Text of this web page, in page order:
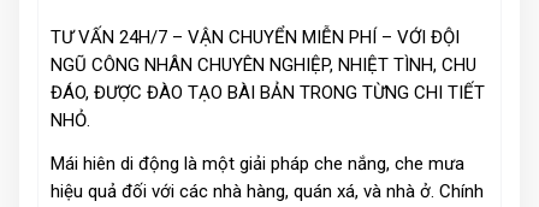
TƯ VẤN 24H/7 – VẬN CHUYỂN MIỄN PHÍ – VỚI ĐỘI
NGŨ CÔNG NHÂN CHUYÊN NGHIỆP, NHIỆT TÌNH, CHU
ĐÁO, ĐƯỢC ĐÀO TẠO BÀI BẢN TRONG TỪNG CHI TIẾT
NHỎ.
Mái hiên di động là một giải pháp che nắng, che mưa
hiệu quả đối với các nhà hàng, quán xá, và nhà ở. Chính